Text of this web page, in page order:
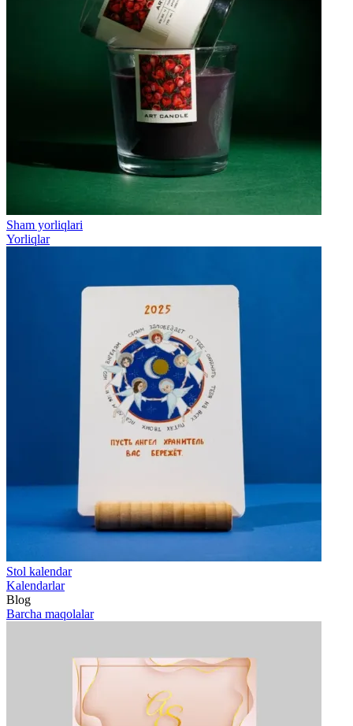
Sham yorliqlari
Yorliqlar
Stol kalendar
Kalendarlar
Blog
Barcha maqolalar